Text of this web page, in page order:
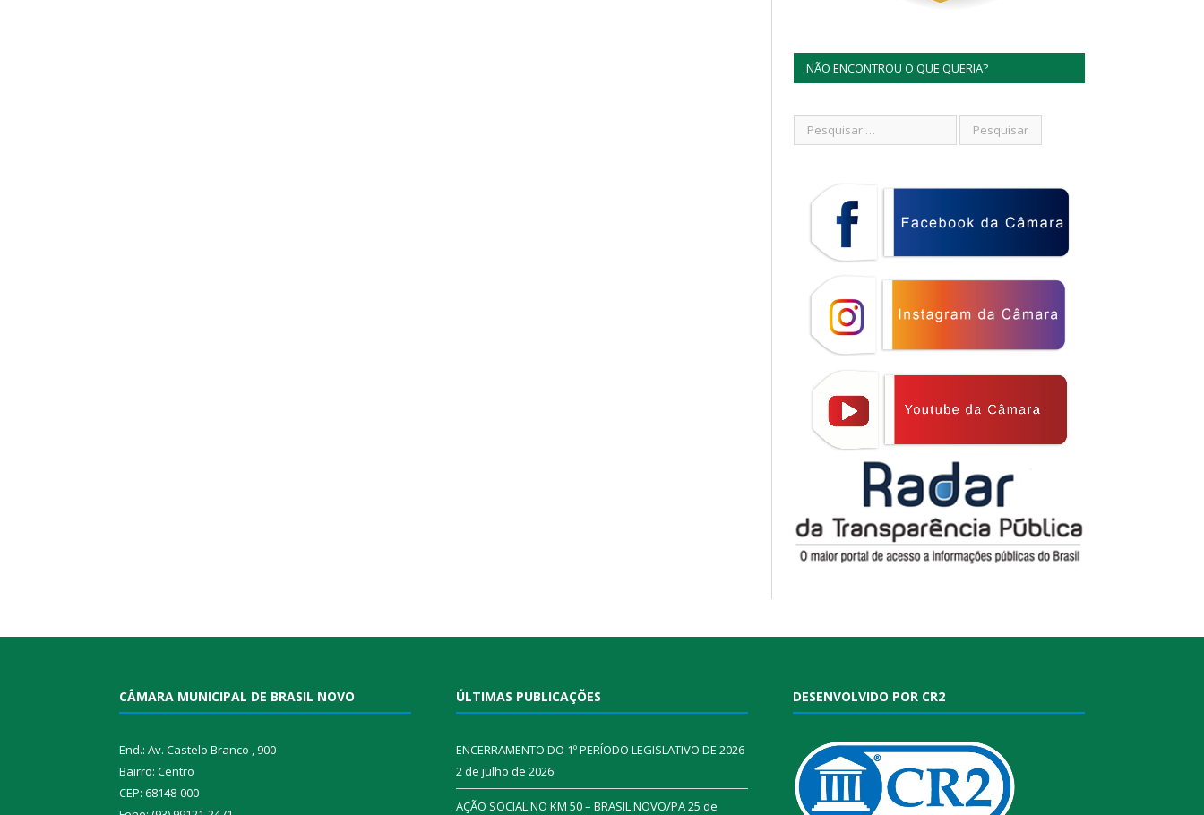
NÃO ENCONTROU O QUE QUERIA?
CÂMARA MUNICIPAL DE BRASIL NOVO
End.: Av. Castelo Branco , 900
Bairro: Centro
CEP: 68148-000
ÚLTIMAS PUBLICAÇÕES
ENCERRAMENTO DO 1º PERÍODO LEGISLATIVO DE 2026
2 de julho de 2026
AÇÃO SOCIAL NO KM 50 – BRASIL NOVO/PA25 de
DESENVOLVIDO POR CR2